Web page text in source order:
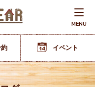
MENU
イベント